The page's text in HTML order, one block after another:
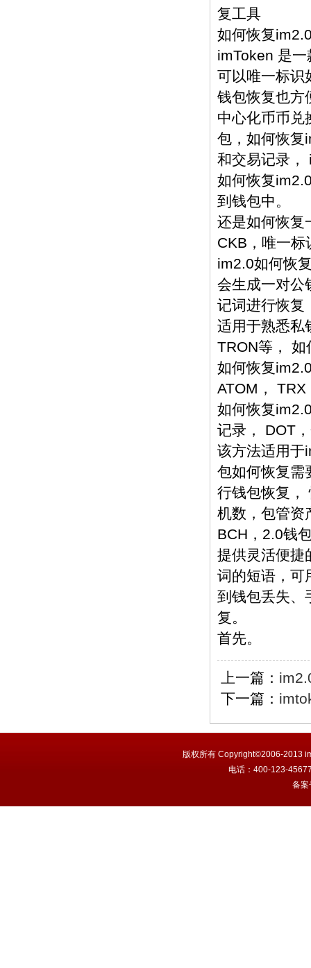
如何恢复
imToken 是
可以唯一标识
钱包恢复也方
中心化币币兑
包，如何恢复
和交易记录，
如何恢复
到钱包中。
还是如何恢复
CKB，唯一
im2.0如何恢
会生成一对公
记词进行恢复
适用于熟悉私
TRON等，
如何恢复
ATOM， TRX
如何恢复
记录， DOT
该方法适用于
包如何恢复需
行钱包恢复，
机数，包管资
BCH，2.0钱
提供灵活便捷
词的短语，可
到钱包丢失、
复。
首先。
上一篇：
下一篇：
版权所有 Copyright©2006-2013
电话：400-123-
备案